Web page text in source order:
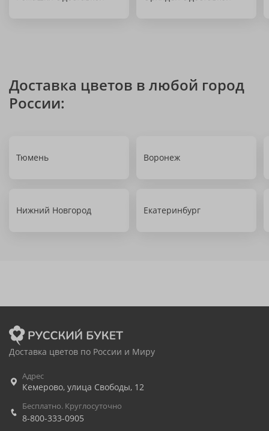
Доставка цветов в любой город
России:
Тюмень Воронеж
Нижний Новгород Екатеринбург
Доставка цветов по России и Миру
Адрес
Кемерово, улица Свободы, 12
Бесплатно. Круглосуточно
8-800-333-0905